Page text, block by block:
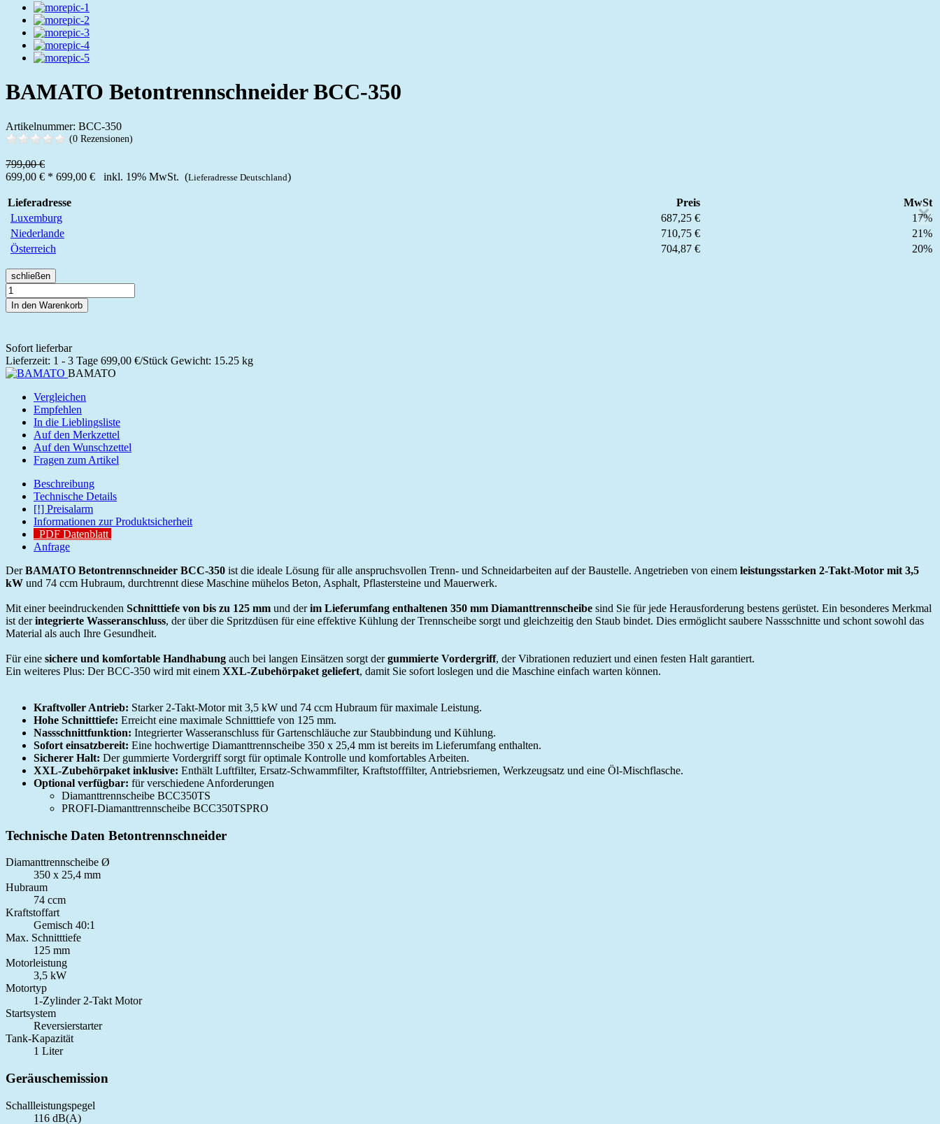
BAMATO Betontrennschneider BCC-350
Artikelnummer: BCC-350
(0 Rezensionen)
799,00 €
699,00 € * 699,00 € inkl. 19% MwSt. (Lieferadresse Deutschland)
×
Lieferadresse Preis
MwSt
Luxemburg
687,25 €
17%
Niederlande
710,75 €
21%
Österreich
704,87 € 20%
schließen
In den Warenkorb
Sofort lieferbar
Lieferzeit: 1 - 3 Tage 699,00 €/Stück Gewicht: 15.25 kg
BAMATO
Vergleichen
Empfehlen
In die Lieblingsliste
Auf den Merkzettel
Auf den Wunschzettel
Fragen zum Artikel
Beschreibung
Technische Details
[!] Preisalarm
Informationen zur Produktsicherheit
PDF Datenblatt
Anfrage
DerBAMATO Betontrennschneider BCC-350 ist die ideale Lösung für alle anspruchsvollen Trenn- und Schneidarbeiten auf der Baustelle. Angetrieben von einem leistungsstarken 2-Takt-Motor mit 3,5
kW und 74 ccm Hubraum, durchtrennt diese Maschine mühelos Beton, Asphalt, Pflastersteine und Mauerwerk.
Mit einer beeindruckenden Schnitttiefe von bis zu 125 mm und derim Lieferumfang enthaltenen 350 mm Diamanttrennscheibe sind Sie für jede Herausforderung bestens gerüstet. Ein besonderes Merkmal
ist derintegrierte Wasseranschluss, der über die Spritzdüsen für eine effektive Kühlung der Trennscheibe sorgt und gleichzeitig den Staub bindet. Dies ermöglicht saubere Nassschnitte und schont sowohl das
Material als auch Ihre Gesundheit.
Für eine sichere und komfortable Handhabung auch bei langen Einsätzen sorgt dergummierte Vordergriff, der Vibrationen reduziert und einen festen Halt garantiert.
Ein weiteres Plus: Der BCC-350 wird mit einem XXL-Zubehörpaket geliefert, damit Sie sofort loslegen und die Maschine einfach warten können.
Kraftvoller Antrieb: Starker 2-Takt-Motor mit 3,5 kW und 74 ccm Hubraum für maximale Leistung.
Hohe Schnitttiefe: Erreicht eine maximale Schnitttiefe von 125 mm.
Nassschnittfunktion: Integrierter Wasseranschluss für Gartenschläuche zur Staubbindung und Kühlung.
Sofort einsatzbereit: Eine hochwertige Diamanttrennscheibe 350 x 25,4 mm ist bereits im Lieferumfang enthalten.
Sicherer Halt: Der gummierte Vordergriff sorgt für optimale Kontrolle und komfortables Arbeiten.
XXL-Zubehörpaket inklusive: Enthält Luftfilter, Ersatz-Schwammfilter, Kraftstofffilter, Antriebsriemen, Werkzeugsatz und eine Öl-Mischflasche.
Optional verfügbar: für verschiedene Anforderungen
Diamanttrennscheibe BCC350TS
PROFI-Diamanttrennscheibe BCC350TSPRO
Technische Daten Betontrennschneider
Diamanttrennscheibe Ø
350 x 25,4 mm
Hubraum
74 ccm
Kraftstoffart
Gemisch 40:1
Max. Schnitttiefe
125 mm
Motorleistung
3,5 kW
Motortyp
1-Zylinder 2-Takt Motor
Startsystem
Reversierstarter
Tank-Kapazität
1 Liter
Geräuschemission
Schallleistungspegel
116 dB(A)